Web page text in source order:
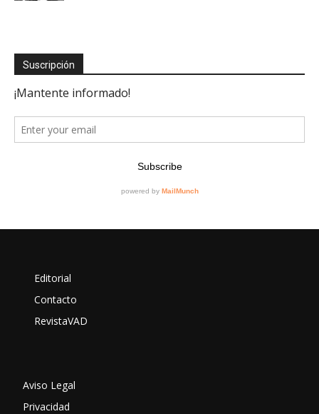
Suscripción
Editorial
Contacto
RevistaVAD
Aviso Legal
Privacidad